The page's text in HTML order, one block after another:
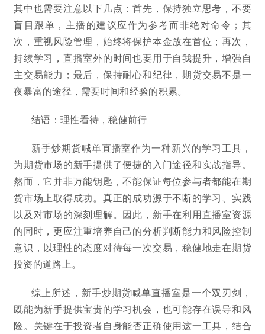
其中也需要注意以下几点：首先，保持独立思考，不要
盲目跟单，主播的建议应作为参考而非绝对命令；其
次，重视风险管理，始终将保护本金放在首位；再次，
持续学习，直播室外的时间也要用于自我提升，增强自
主交易能力；最后，保持耐心和纪律，期货交易不是一
夜暴富的途径，需要时间和经验的积累。
结语：理性看待，稳健前行
新手炒期货喊单直播室作为一种新兴的学习工具，
为期货市场的新手提供了便捷的入门途径和实战指导。
然而，它并非万能钥匙，不能保证每位参与者都能在期
货市场上取得成功。真正的成功源于不断的学习、实践
以及对市场的深刻理解。因此，新手在利用直播室资源
的同时，更应注重培养自己的分析判断能力和风险控制
意识，以理性的态度对待每一次交易，稳健地走在期货
投资的道路上。
综上所述，新手炒期货喊单直播室是一个双刃剑，
既能为新手提供宝贵的学习机会，也可能存在误导和风
险。关键在于投资者自身能否正确使用这一工具，结合